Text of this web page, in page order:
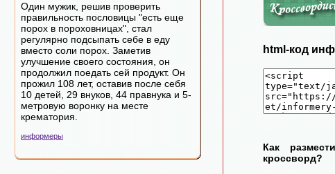
Один мужик, решив проверить
правильность пословицы "есть еще
порох в пороховницах", стал
регулярно подсыпать себе в еду
вместо соли порох. Заметив
улучшение своего состояния, он
продолжил поедать сей продукт. Он
прожил 108 лет, оставив после себя
10 детей, 29 внуков, 44 правнука и 5-
метровую воронку на месте
крематория.
информеры
html-код
Как
кроссворд?